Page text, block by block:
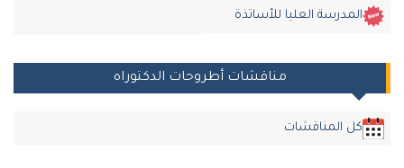
المدرسة العليا للأساتذة
مناقشات أطروحات الدكتوراه
كل المناقشات